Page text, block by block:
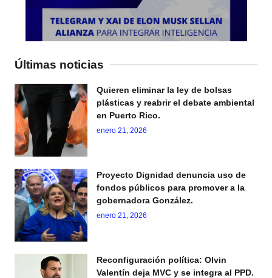
Últimas noticias
Quieren eliminar la ley de bolsas
plásticas y reabrir el debate ambiental
en Puerto Rico.
enero 21, 2026
Proyecto Dignidad denuncia uso de
fondos públicos para promover a la
gobernadora González.
enero 21, 2026
Reconfiguración política: Olvin
Valentín deja MVC y se integra al PPD.